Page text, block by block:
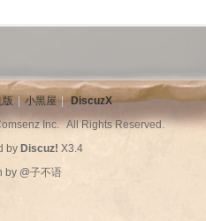
版 | 小黑屋 | DiscuzX
Inc.All Rights Reserved.
by Discuz! X3.4
by @子不语